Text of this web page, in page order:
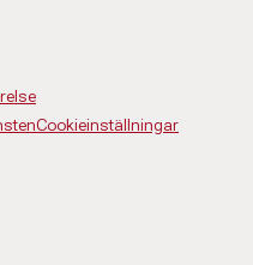
Cookieinställningar